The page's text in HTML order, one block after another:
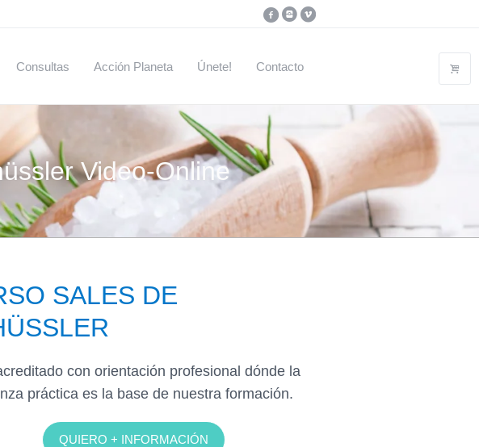
Consultas Acción Planeta Únete! Contacto
Video-Online
SALES DE
con orientación profesional dónde la
práctica es la base de nuestra formación.
QUIERO + INFORMACIÓN